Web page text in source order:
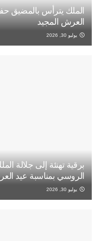
الملك يترأس بالمضيق
العرش المجيد
يوليو 30, 2026
برقية تهنئة إلى جلالة
الروسي بمناسبة عيد
يوليو 30, 2026